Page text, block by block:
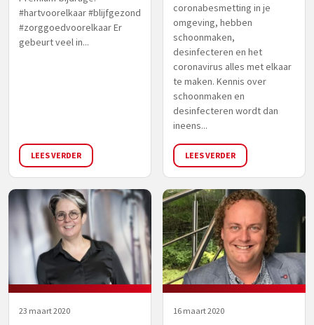
#hartvoorelkaar #blijfgezond
#zorggoedvoorelkaar Er
gebeurt veel in...
LEES VERDER
coronabesmetting in je
omgeving, hebben
schoonmaken,
desinfecteren en het
coronavirus alles met elkaar
te maken. Kennis over
schoonmaken en
desinfecteren wordt dan
ineens...
LEES VERDER
23 maart 2020 16 maart 2020